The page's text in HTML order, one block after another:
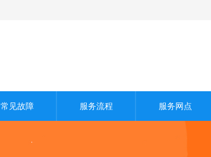
常见故障 服务流程 服务网点